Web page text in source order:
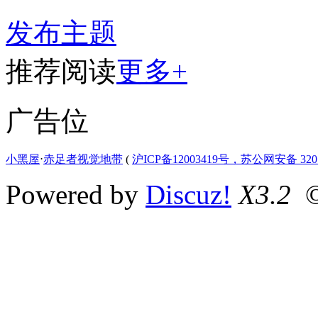
发布主题
推荐阅读更多+
广告位
小黑屋⋅赤足者视觉地带 ( 沪ICP备12003419号，苏公网安备
Powered by Discuz! X3.2